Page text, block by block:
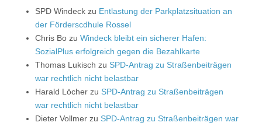
SPD Windeck zu Entlastung der Parkplatzsituation an
der Förderscdhule Rossel
Chris Bo zu Windeck bleibt ein sicherer Hafen:
SozialPlus erfolgreich gegen die Bezahlkarte
Thomas Lukisch zu SPD-Antrag zu Straßenbeiträgen
war rechtlich nicht belastbar
Harald Löcher zu SPD-Antrag zu Straßenbeiträgen
war rechtlich nicht belastbar
Dieter Vollmer zu SPD-Antrag zu Straßenbeiträgen war